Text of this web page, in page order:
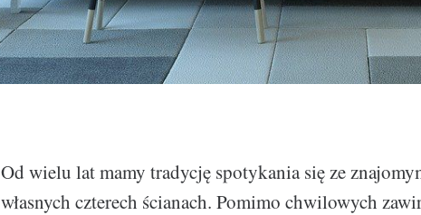
Od wielu lat mamy tradycję spotykania się ze
własnych czterech ścianach. Pomimo chwilowych